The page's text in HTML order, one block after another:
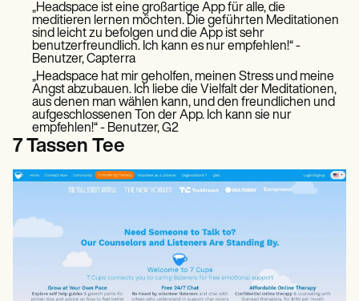
„Headspace ist eine großartige App für alle, die
meditieren lernen möchten. Die geführten Meditationen
sind leicht zu befolgen und die App ist sehr
benutzerfreundlich. Ich kann es nur empfehlen!“ -
Benutzer, Capterra
„Headspace hat mir geholfen, meinen Stress und meine
Angst abzubauen. Ich liebe die Vielfalt der Meditationen,
aus denen man wählen kann, und den freundlichen und
aufgeschlossenen Ton der App. Ich kann sie nur
empfehlen!“ - Benutzer, G2
7 Tassen Tee